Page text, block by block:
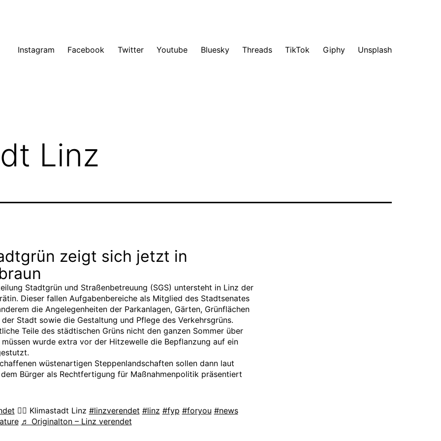
Instagram Facebook Twitter Youtube Bluesky Threads TikTok Giphy Unsplash
Linz
zeigt sich jetzt in
Stadtgrün und Straßenbetreuung (SGS) untersteht in Linz der
Dieser fallen Aufgabenbereiche als Mitglied des Stadtsenates
die Angelegenheiten der Parkanlagen, Gärten, Grünflächen
der Stadt sowie die Gestaltung und Pflege des Verkehrsgrüns.
Teile des städtischen Grüns nicht den ganzen Sommer über
müssen wurde extra vor der Hitzewelle die Bepflanzung auf ein
wüstenartigen Steppenlandschaften sollen dann laut
Bürger als Rechtfertigung für Maßnahmenpolitik präsentiert
🤷‍♀️ Klimastadt Linz #linzverendet #linz #fyp #foryou #news
♬ Originalton – Linz verendet